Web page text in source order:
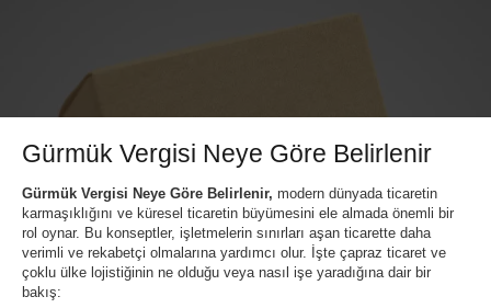
Gürmük Vergisi Neye Göre Belirlenir
Gürmük Vergisi Neye Göre Belirlenir, modern dünyada ticaretin
karmaşıklığını ve küresel ticaretin büyümesini ele almada önemli bir
rol oynar. Bu konseptler, işletmelerin sınırları aşan ticarette daha
verimli ve rekabetçi olmalarına yardımcı olur. İşte çapraz ticaret ve
çoklu ülke lojistiğinin ne olduğu veya nasıl işe yaradığına dair bir
bakış: